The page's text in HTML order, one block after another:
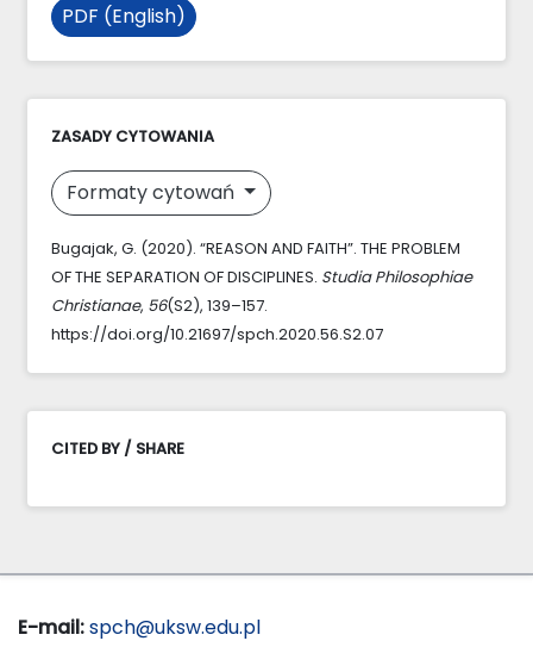
PDF (English)
ZASADY CYTOWANIA
Formaty cytowań
Bugajak, G. (2020). “REASON AND FAITH”. THE PROBLEM
OF THE SEPARATION OF DISCIPLINES. Studia Philosophiae
Christianae, 56(S2), 139–157.
https://doi.org/10.21697/spch.2020.56.S2.07
CITED BY / SHARE
E-mail:spch@uksw.edu.pl